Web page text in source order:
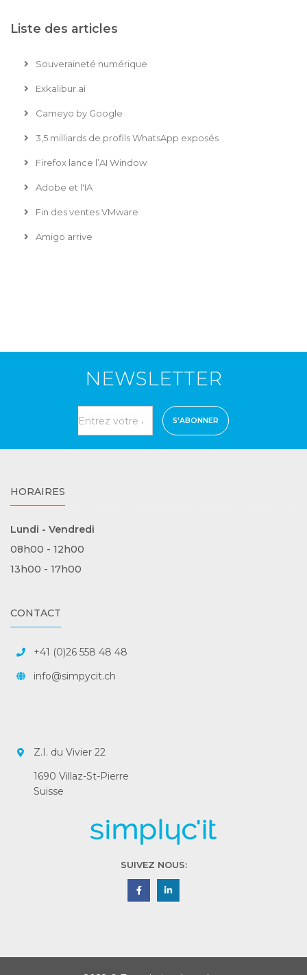
Liste des articles
Souveraineté numérique
Exkalibur.ai
Cameyo by Google
3,5 milliards de profils WhatsApp exposés
Firefox lance l’AI Window
Adobe et l'IA
Fin des ventes VMware
Amigo arrive
NEWSLETTER
S'ABONNER
HORAIRES
Lundi - Vendredi
08h00 - 12h00
13h00 - 17h00
CONTACT
+41 (0)26 558 48 48
info@simpycit.ch
Z.I. du Vivier 22
1690 Villaz-St-Pierre
Suisse
SUIVEZ NOUS: